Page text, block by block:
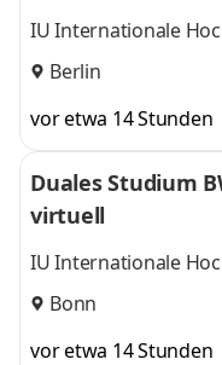
IU Internationale
Berlin
vor etwa 14 Stunden
Duales Studium
virtuell
IU Internationale
Bonn
vor etwa 14 Stunden